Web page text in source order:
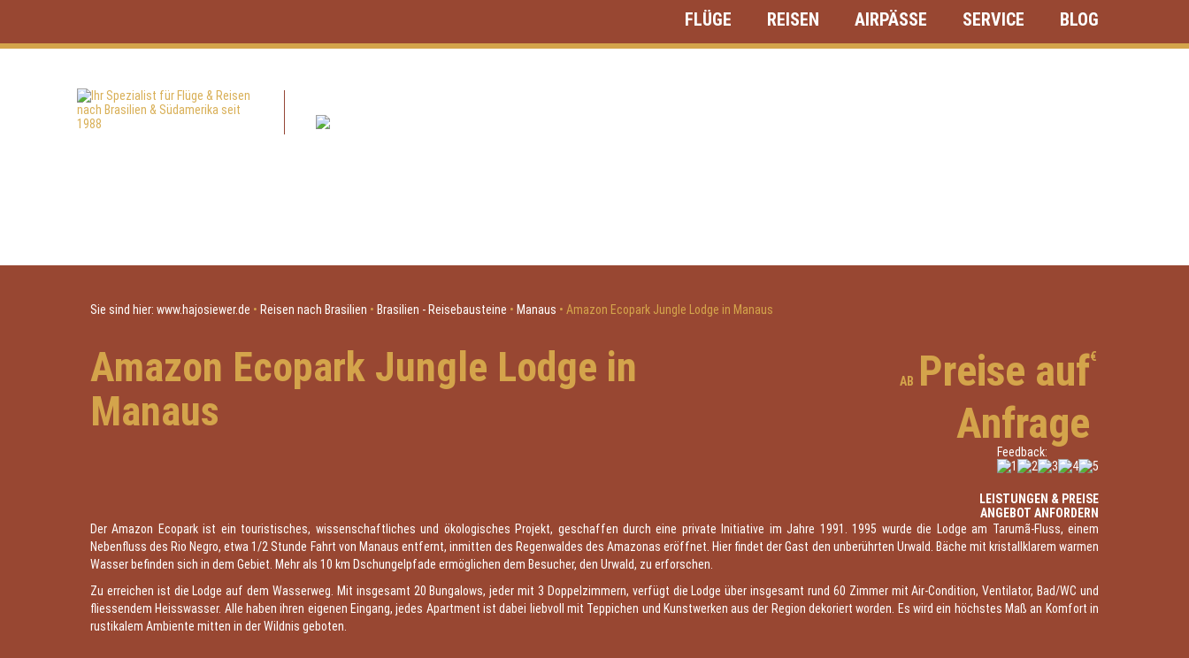
FLÜGE REISEN AIRPÄSSE SERVICE BLOG
Sie sind hier: www.hajosiewer.de • Reisen nach Brasilien • Brasilien - Reisebausteine • Manaus • Amazon Ecopark Jungle Lodge in Manaus
Amazon Ecopark Jungle Lodge in
Manaus
AB Preise auf
Anfrage
€
Feedback:
LEISTUNGEN & PREISE
ANGEBOT ANFORDERN
Der Amazon Ecopark ist ein touristisches, wissenschaftliches und ökologisches Projekt, geschaffen durch eine private Initiative im Jahre 1991. 1995 wurde die Lodge am Tarumã-Fluss, einem
Nebenfluss des Rio Negro, etwa 1/2 Stunde Fahrt von Manaus entfernt, inmitten des Regenwaldes des Amazonas eröffnet. Hier findet der Gast den unberührten Urwald. Bäche mit kristallklarem warmen
Wasser befinden sich in dem Gebiet. Mehr als 10 km Dschungelpfade ermöglichen dem Besucher, den Urwald, zu erforschen.
Zu erreichen ist die Lodge auf dem Wasserweg. Mit insgesamt 20 Bungalows, jeder mit 3 Doppelzimmern, verfügt die Lodge über insgesamt rund 60 Zimmer mit Air-Condition, Ventilator, Bad/WC und
fliessendem Heisswasser. Alle haben ihren eigenen Eingang, jedes Apartment ist dabei liebvoll mit Teppichen und Kunstwerken aus der Region dekoriert worden. Es wird ein höchstes Maß an Komfort in
rustikalem Ambiente mitten in der Wildnis geboten.